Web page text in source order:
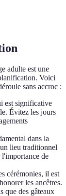
adulte est une
Voici
sans accroc :
est significative
Évitez les jours
dans la
lieu traditionnel
de
cérémonies, il est
les ancêtres.
que des gâteaux